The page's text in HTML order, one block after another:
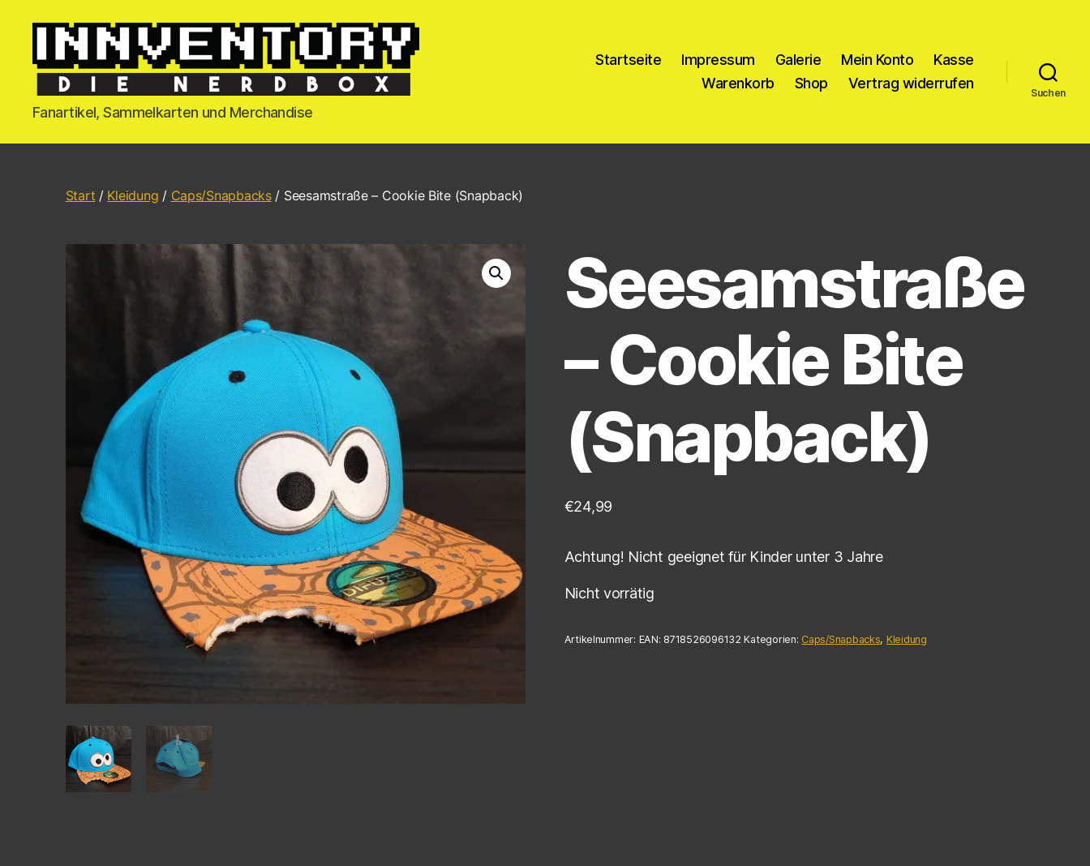
Fanartikel, Sammelkarten und Merchandise
Startseite Impressum Galerie Mein Konto
Kasse
Warenkorb
Shop Vertrag widerrufen
Suchen
Start / Kleidung / Caps/Snapbacks/ Seesamstraße – Cookie Bite (Snapback)
Seesamstraße
– Cookie Bite
(Snapback)
€24,99
Achtung! Nicht geeignet für Kinder unter 3 Jahre
Nicht vorrätig
Artikelnummer: EAN: 8718526096132 Kategorien: Caps/Snapbacks, Kleidung